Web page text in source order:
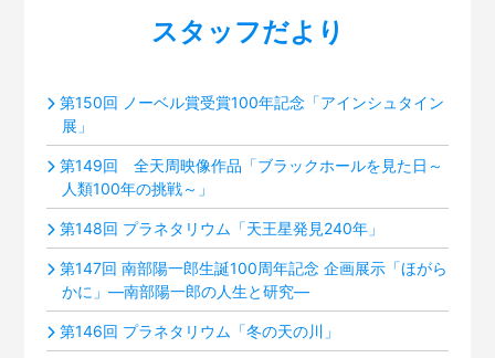
スタッフだより
第150回 ノーベル賞受賞100年記念「アインシュタイン
展」
第149回 全天周映像作品「ブラックホールを見た日～
人類100年の挑戦～」
第148回 プラネタリウム「天王星発見240年」
第147回 南部陽一郎生誕100周年記念 企画展示「ほがら
かに」―南部陽一郎の人生と研究―
第146回 プラネタリウム「冬の天の川」